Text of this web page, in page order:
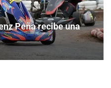
Peña recibe una